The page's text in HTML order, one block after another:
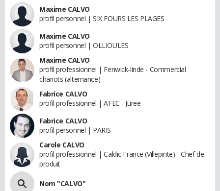
Maxime CALVO
profil personnel | SIX FOURS LES PLAGES
Maxime CALVO
profil personnel | OLLIOULES
Maxime CALVO
profil professionnel | Fenwick-linde - Commercial
chariots (alternance)
Fabrice CALVO
profil professionnel | AFEC - Juree
Fabrice CALVO
profil personnel | PARIS
Carole CALVO
profil professionnel | Caldic France (Villepinte) - Chef de
produit
Nom "CALVO"